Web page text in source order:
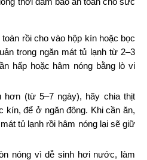
rồi cho vào hộp kín hoặc bọc
trong ngăn mát tủ lạnh từ 2–3
hấp hoặc hâm nóng bằng lò vi
hơn (từ 5–7 ngày), hãy chia thịt
kín, để ở ngăn đông. Khi cần ăn,
tủ lạnh rồi hâm nóng lại sẽ giữ
nóng vì dễ sinh hơi nước, làm